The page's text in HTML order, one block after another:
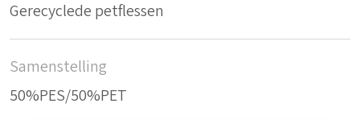
Gerecyclede petflessen
Samenstelling
50%PES/50%PET